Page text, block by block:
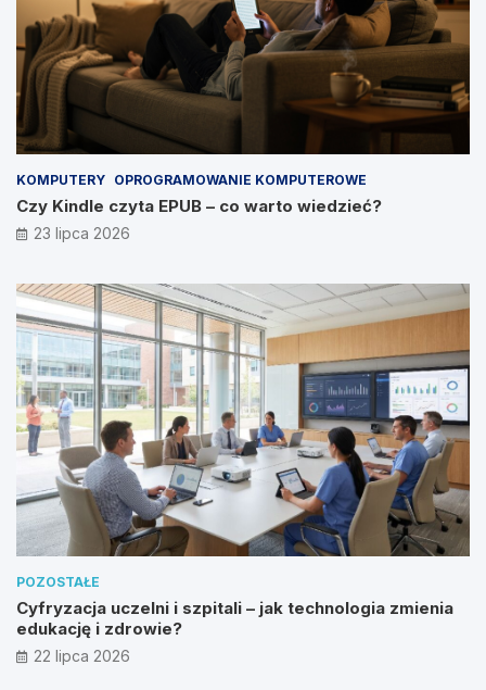
KOMPUTERY OPROGRAMOWANIE KOMPUTEROWE
Czy Kindle czyta EPUB – co warto wiedzieć?
23 lipca 2026
POZOSTAŁE
Cyfryzacja uczelni i szpitali – jak technologia zmienia
edukację i zdrowie?
22 lipca 2026